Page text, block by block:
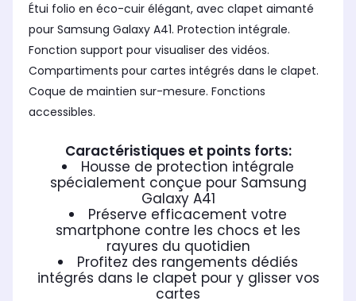
Étui folio en éco-cuir élégant, avec clapet aimanté
pour Samsung Galaxy A41. Protection intégrale.
Fonction support pour visualiser des vidéos.
Compartiments pour cartes intégrés dans le clapet.
Coque de maintien sur-mesure. Fonctions
accessibles.
Caractéristiques et points forts:
Housse de protection intégrale
spécialement conçue pour Samsung
Galaxy A41
Préserve efficacement votre
smartphone contre les chocs et les
rayures du quotidien
Profitez des rangements dédiés
intégrés dans le clapet pour y glisser vos
cartes